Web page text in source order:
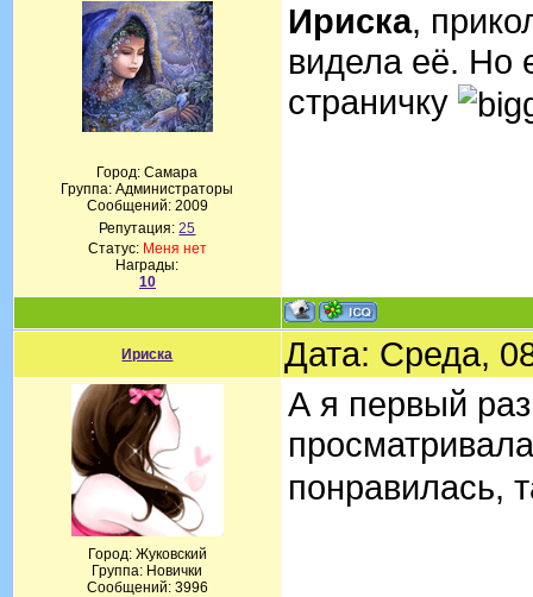
Город: Самара
Группа: Администраторы
Сообщений: 2009
Репутация:25
Статус: Меня нет
Награды:
10
Ириска,
видела её. Но
страничку
Ириска Дата: Среда,
Город: Жуковский
Группа: Новички
Сообщений: 3996
А я первый
понравилась,